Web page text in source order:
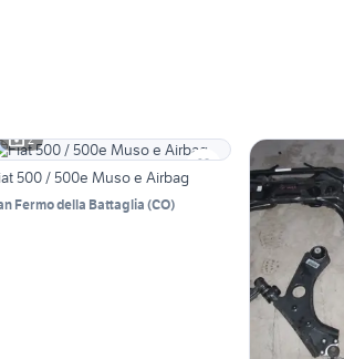
2
500 / 500e Muso e Airbag
Fermo della Battaglia (CO)